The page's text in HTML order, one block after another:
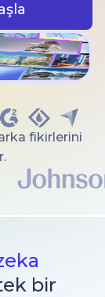
fikirlerini
bir